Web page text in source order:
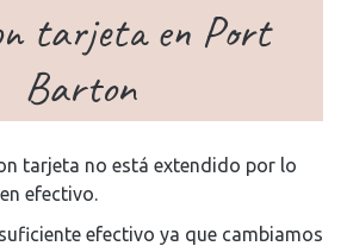
tarjeta en Port
Barton
tarjeta no está extendido por lo
efectivo.
efectivo ya que cambiamos